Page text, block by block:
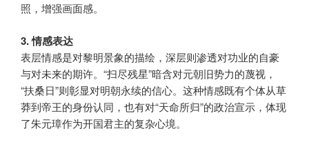
照，增强画面感。
3. 情感表达
表层情感是对黎明景象的描绘，深层则渗透对功业的自豪
与对未来的期许。“扫尽残星”暗含对元朝旧势力的蔑视，
“扶桑日”则彰显对明朝永续的信心。这种情感既有个体从草
莽到帝王的身份认同，也有对“天命所归”的政治宣示，体现
了朱元璋作为开国君主的复杂心境。